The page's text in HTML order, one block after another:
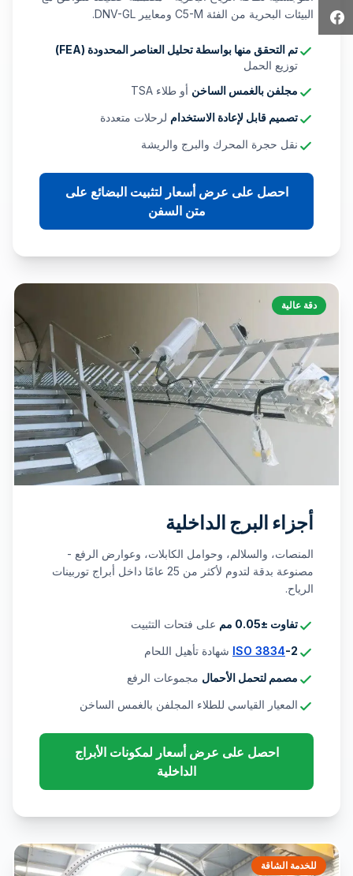
البيئات البحرية من الفئة C5-M ومعايير DNV-GL.
تم التحقق منها بواسطة تحليل العناصر المحدودة (FEA)
توزيع الحمل
مجلفن بالغمس الساخن أو طلاء TSA
تصميم قابل لإعادة الاستخدام لرحلات متعددة
نقل حجرة المحرك والبرج والريشة
احصل على عرض أسعار لتثبيت البضائع على
متن السفن
دقة عالية
أجزاء البرج الداخلية
المنصات، والسلالم، وحوامل الكابلات، وعوارض الرفع -
مصنوعة بدقة لتدوم لأكثر من 25 عامًا داخل أبراج توربينات
الرياح.
تفاوت ±0.05 مم
على فتحات التثبيت
ISO 3834-2
شهادة تأهيل اللحام
مصمم لتحمل الأحمال مجموعات الرفع
المعيار القياسي للطلاء المجلفن بالغمس الساخن
احصل على عرض أسعار لمكونات الأبراج
الداخلية
للخدمة الشاقة